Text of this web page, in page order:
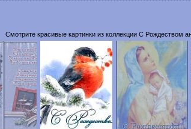
Смотрите красивые картинки из коллекции С Рождеством